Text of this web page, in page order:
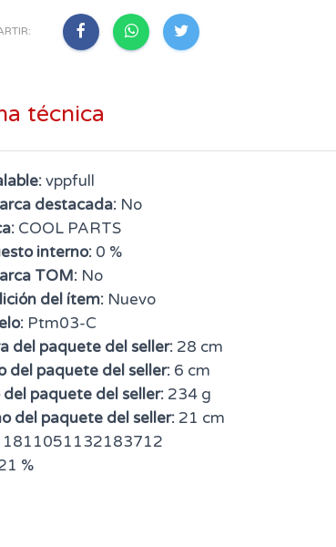
técnica
vppfull
destacada: No
COOL PARTS
interno: 0 %
TOM: No
del ítem: Nuevo
Ptm03-C
del paquete del seller: 28 cm
del paquete del seller: 6 cm
del paquete del seller: 234 g
del paquete del seller: 21 cm
1811051132183712
%